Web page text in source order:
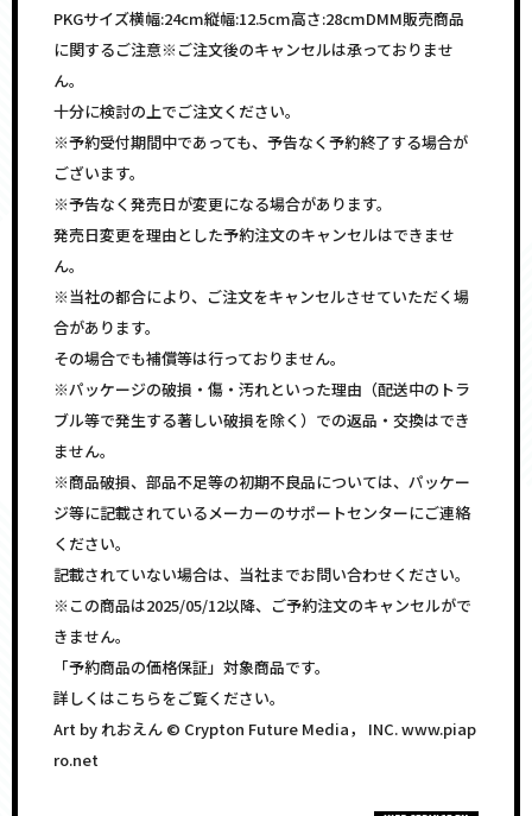
PKGサイズ横幅:24cm縦幅:12.5cm高さ:28cmDMM販売商品
に関するご注意※ご注文後のキャンセルは承っておりませ
ん。
十分に検討の上でご注文ください。
※予約受付期間中であっても、予告なく予約終了する場合が
ございます。
※予告なく発売日が変更になる場合があります。
発売日変更を理由とした予約注文のキャンセルはできませ
ん。
※当社の都合により、ご注文をキャンセルさせていただく場
合があります。
その場合でも補償等は行っておりません。
※パッケージの破損・傷・汚れといった理由（配送中のトラ
ブル等で発生する著しい破損を除く）での返品・交換はでき
ません。
※商品破損、部品不足等の初期不良品については、パッケー
ジ等に記載されているメーカーのサポートセンターにご連絡
ください。
記載されていない場合は、当社までお問い合わせください。
※この商品は2025/05/12以降、ご予約注文のキャンセルがで
きません。
「予約商品の価格保証」対象商品です。
詳しくはこちらをご覧ください。
Art by れおえん © Crypton Future Media， INC. www.piap
ro.net